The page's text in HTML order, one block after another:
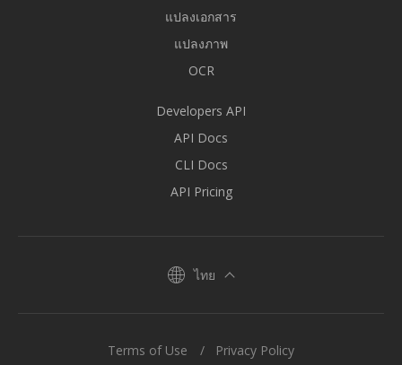
แปลงเอกสาร
แปลงภาพ
OCR
Developers API
API Docs
CLI Docs
API Pricing
ไทย
Terms of Use Privacy Policy